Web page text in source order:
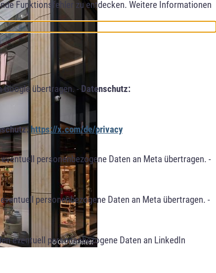
Funktionsfehler zu entdecken. Weitere Informationen
Google übertragen. -Datenschutz:
https://x.com/de/privacy
personenbezogene Daten an Meta übertragen. -
personenbezogene Daten an Meta übertragen. -
eventuell personenbezogene Daten an LinkedIn
© Olaf Mahlstedt